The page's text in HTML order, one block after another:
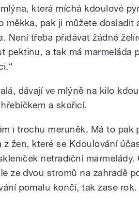
která míchá kdoulové
měkka, pak ji můžete dosladit
Není třeba přidávat žádné
pektinu, a tak má marmeláda
dávají ve mlýně na kilo
a skořicí.
i trochu meruněk. Má to pak
z žen, které se Kdoulování
netradiční marmelády.
ze dvou stromů na zahradě
pomalu končí, tak zase rok.